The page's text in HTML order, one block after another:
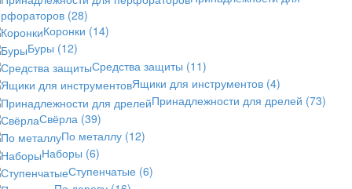
(28)
Коронки (14)
Буры (12)
Средства защиты (11)
Ящики для инструментов (4)
Принадлежности для дрелей (73)
Свёрла (39)
По металлу (12)
Наборы (6)
Ступенчатые (6)